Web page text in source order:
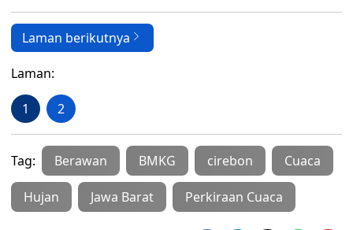
Laman berikutnya
Laman:
1 2
Tag: Berawan BMKG cirebon Cuaca
Hujan Jawa Barat Perkiraan Cuaca